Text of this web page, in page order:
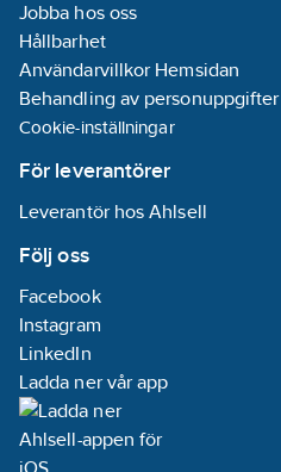
Jobba hos oss
Hållbarhet
Användarvillkor Hemsidan
Behandling av personuppgifter
Cookie-inställningar
För leverantörer
Leverantör hos Ahlsell
Följ oss
Facebook
Instagram
LinkedIn
Ladda ner vår app